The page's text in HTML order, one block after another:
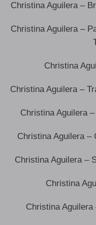
Christina Aguilera –
Christina Aguilera –
Christina
Christina Aguilera –
Christina Aguilera
Christina Aguilera –
Christina Aguilera –
Christina
Christina Aguilera